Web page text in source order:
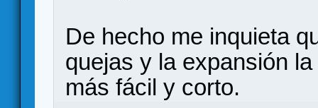
De hecho me inquieta
quejas y la expansión
más fácil y corto.